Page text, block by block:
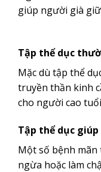
giúp người già
Tập thể dục
Mặc dù tập thể
truyền thần kinh
cho người cao
Tập thể dục
Một số bệnh
ngừa hoặc làm